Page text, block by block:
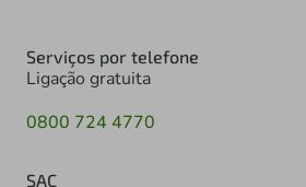
Serviços por telefone
Ligação gratuita
0800 724 4770
SAC